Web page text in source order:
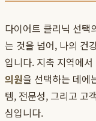
다이어트 클리닉 선택
는 것을 넘어, 나의 건
입니다. 지축 지역에
의원을 선택하는 데에
템, 전문성, 그리고 고
심입니다.